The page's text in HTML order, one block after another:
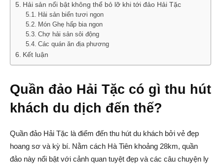
Hải sản nổi bật không thể bỏ lỡ khi tới đảo Hải Tặc
Hải sản biển tươi ngon
Món Ghẹ hấp bia ngon
Chợ hải sản sôi động
Các quán ăn địa phương
Kết luận
Quần đảo Hải Tặc có gì thu hút
khách du dịch đến thế?
Quần đảo Hải Tặc là điểm đến thu hút du khách bởi vẻ đẹp
hoang sơ và kỳ bí. Nằm cách Hà Tiên khoảng 28km, quần
đảo này nổi bật với cảnh quan tuyệt đẹp và các câu chuyện ly